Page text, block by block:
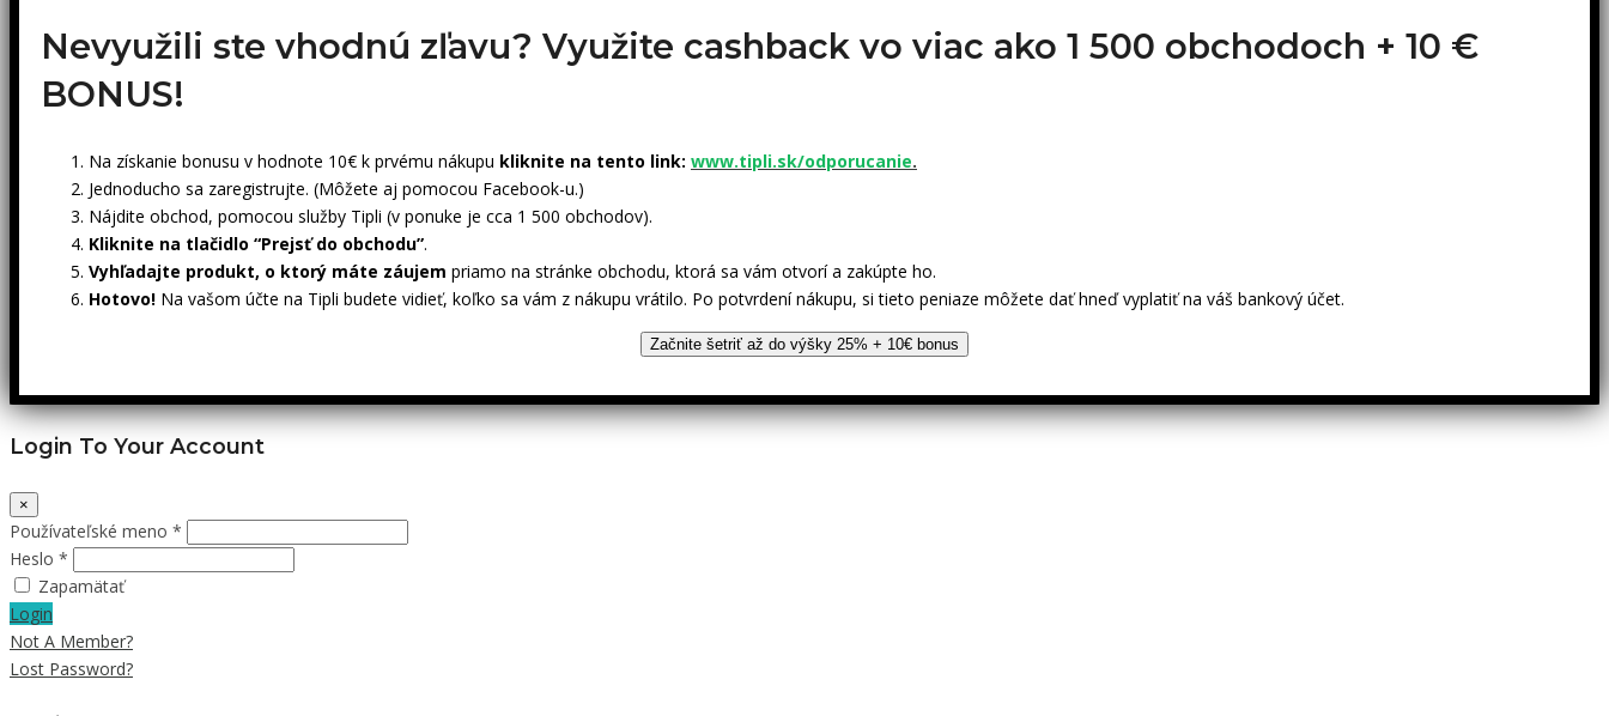
Nevyužili ste vhodnú zľavu? Využite cashback vo viac ako 1 500 obchodoch + 10 €
BONUS!
Na získanie bonusu v hodnote 10€ k prvému nákupu kliknite na tento link: www.tipli.sk/odporucanie.
Jednoducho sa zaregistrujte. (Môžete aj pomocou Facebook-u.)
Nájdite obchod, pomocou služby Tipli (v ponuke je cca 1 500 obchodov).
Kliknite na tlačidlo “Prejsť do obchodu”.
Vyhľadajte produkt, o ktorý máte záujem priamo na stránke obchodu, ktorá sa vám otvorí a zakúpte ho.
Hotovo! Na vašom účte na Tipli budete vidieť, koľko sa vám z nákupu vrátilo. Po potvrdení nákupu, si tieto peniaze môžete dať hneď vyplatiť na váš bankový účet.
Začnite šetriť až do výšky 25% + 10€ bonus
Login To Your Account
×
Používateľské meno *
Heslo *
Zapamätať
Login
Not A Member?
Lost Password?